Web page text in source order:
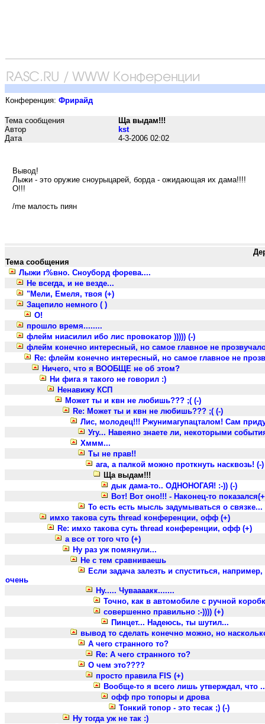
Конференция: Фрирайд
Тема сообщения
Ща выдам!!!
Автор
kst
Дата
4-3-2006 02:02
Вывод!
Лыжи - это оружие сноурыцарей, борда - ожидающая их дама!!!!
О!!!
/me малость пиян
Тема сообщения
Лыжи г%вно. Сноуборд форева....
Не всегда, и не везде...
"Мели, Емеля, твоя (+)
Зацепило немного ( )
О!
прошло время........
флейм ниасилил ибо лис провокатор ))))) (-)
флейм конечно интересный, но самое главное не
Re: флейм конечно интересный, но самое главное не
Ничего, что я ВООБЩЕ не об этом?
Ни фига я такого не говорил :)
Ненавижу КСП
Может ты и квн не любишь??? ;( (-)
Re: Может ты и квн не любишь??? ;( (-)
Лис, молодец!!! Ржунимагупацталом! Сам
Угу... Навеяно знаете ли, некоторыми
Хммм...
Ты не прав!!
ага, а палкой можно проткнуть насквозь! (-)
Ща выдам!!!
дык дама-то.. ОДНОНОГАЯ! :-)) (-)
Вот! Вот оно!!! - Наконец-то
То есть есть мысль задумываться о связке...
имхо такова суть thread конференции, офф (+)
Re: имхо такова суть thread конференции, офф (+)
а все от того что (+)
Ну раз уж помянули...
Не с тем сравниваешь
Если задача залезть и спуститься,
очень
Ну..... Чуваааакк.......
Точно, как в автомобиле с ручной
совершенно правильно :-)))) (+)
Пинцет... Надеюсь, ты шутил...
вывод то сделать конечно можно, но
А чего странного то?
Re: А чего странного то?
О чем это????
просто правила FIS (+)
Вообще-то я всего лишь утверждал, что
офф про топоры и дрова
Тонкий топор - это тесак ;) (-)
Ну тогда уж не так :)